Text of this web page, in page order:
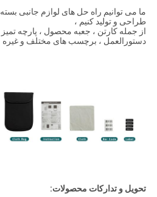
ما می توانیم راه حل های لوازم جانبی
طراحی و تولید کنیم ،
از جمله کارتن ، جعبه محصول ، پارچه تمیز
دستورالعمل ، برچسب های مختلف و غیره
تحویل و تدارکات محصولات: